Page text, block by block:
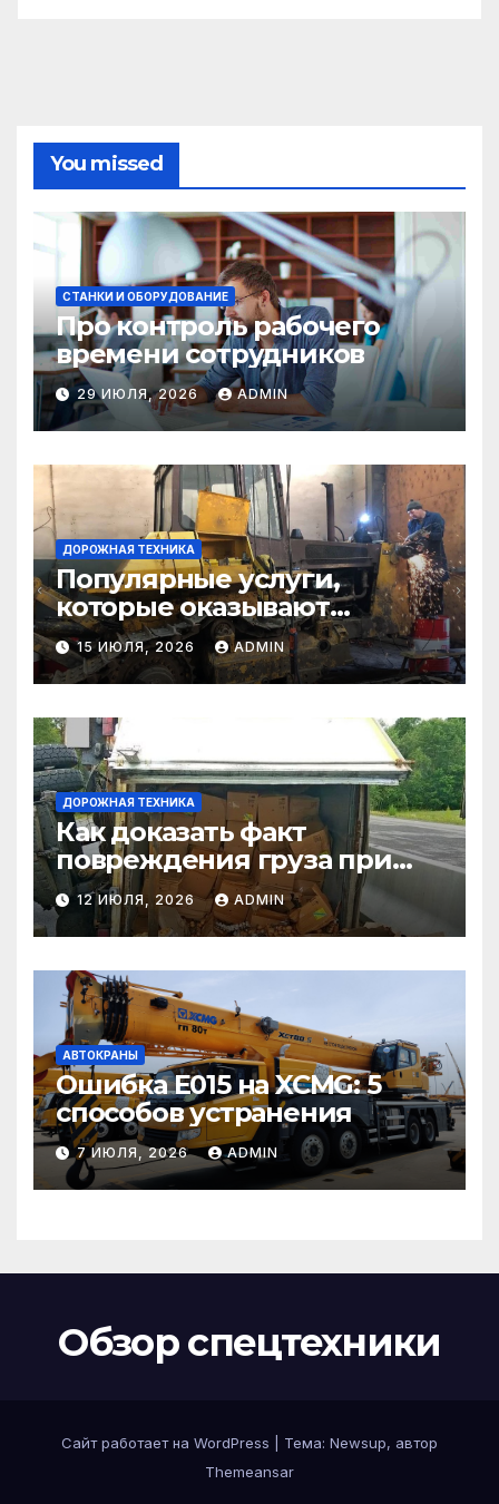
You missed
СТАНКИ И ОБОРУДОВАНИЕ
Про контроль рабочего
времени сотрудников
29 ИЮЛЯ, 2026 ADMIN
ДОРОЖНАЯ ТЕХНИКА
Популярные услуги,
которые оказывают
самосвалы в строительстве
и логистике
15 ИЮЛЯ, 2026 ADMIN
ДОРОЖНАЯ ТЕХНИКА
Как доказать факт
повреждения груза при
страховом случае
12 ИЮЛЯ, 2026 ADMIN
АВТОКРАНЫ
Ошибка E015 на XCMG: 5
способов устранения
7 ИЮЛЯ, 2026 ADMIN
Обзор спецтехники
Сайт работает на WordPress
Тема: Newsup, автор
Themeansar